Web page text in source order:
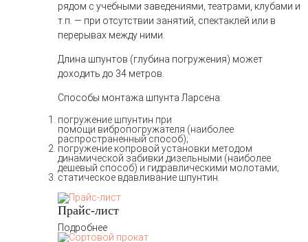
рядом с учебными заведениями, театрами, клубами и
т.п. — при отсутствии занятий, спектаклей или в
перерывах между ними.
Длина шпунтов (глубина погружения) может
доходить до 34 метров.
Способы монтажа шпунта Ларсена:
погружение шпунтин при
помощи вибропогружателя (наиболее
распространенный способ);
погружение копровой установки методом
динамической забивки дизельными (наиболее
дешевый способ) и гидравлическими молотами;
статическое вдавливание шпунтин.
Прайс-лист
Подробнее